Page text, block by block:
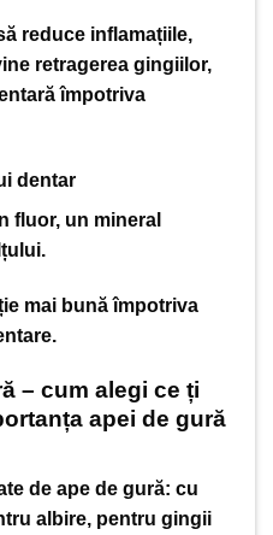
reduce inflamațiile,
retragerea gingiilor,
împotriva
dentar
fluor, un mineral
mai bună împotriva
– cum alegi ce ți
apei de gură
de ape de gură: cu
albire, pentru gingii